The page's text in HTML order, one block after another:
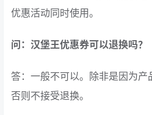
优惠活动同时使用。
问：汉堡王优惠券可以退换吗？
答：一般不可以。除非是因为产
否则不接受退换。